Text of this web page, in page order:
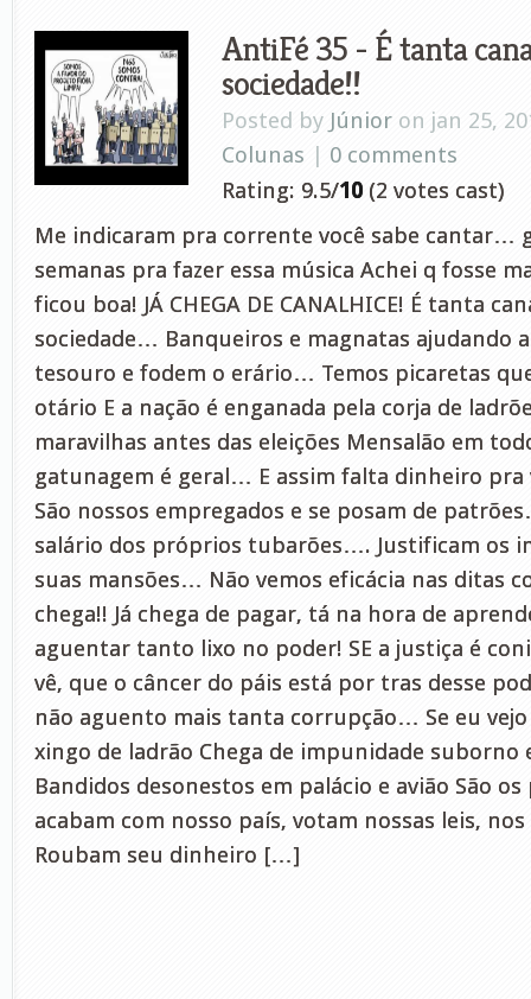
AntiFé 35 - É tanta
sociedade!!
Posted by Júnior on jan 25,
Colunas | 0 comments
Rating: 9.5/10 (2 votes cast)
Me indicaram pra corrente você sabe cantar…
semanas pra fazer essa música Achei q fosse
ficou boa! JÁ CHEGA DE CANALHICE! É tanta
sociedade… Banqueiros e magnatas ajudando
tesouro e fodem o erário… Temos picaretas
otário E a nação é enganada pela corja de
maravilhas antes das eleições Mensalão em
gatunagem é geral… E assim falta dinheiro
São nossos empregados e se posam de
salário dos próprios tubarões…. Justificam os
suas mansões… Não vemos eficácia nas ditas
chega!! Já chega de pagar, tá na hora de
aguentar tanto lixo no poder! SE a justiça é
vê, que o câncer do páis está por tras desse
não aguento mais tanta corrupção… Se eu
xingo de ladrão Chega de impunidade suborno
Bandidos desonestos em palácio e avião São
acabam com nosso país, votam nossas leis,
Roubam seu dinheiro […]